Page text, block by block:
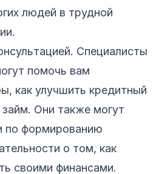
людей в трудной
Специалисты
помочь вам
как улучшить кредитный
займ. Они также могут
по формированию
о том, как
своими финансами.